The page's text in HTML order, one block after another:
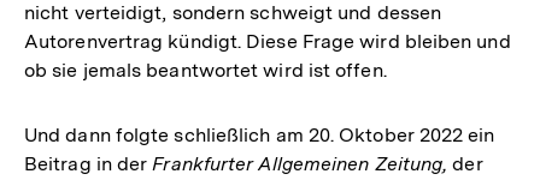
nicht verteidigt, sondern schweigt und dessen
Autorenvertrag kündigt. Diese Frage wird bleiben und
ob sie jemals beantwortet wird ist offen.
Und dann folgte schließlich am 20. Oktober 2022 ein
Beitrag in derFrankfurter Allgemeinen Zeitung, der